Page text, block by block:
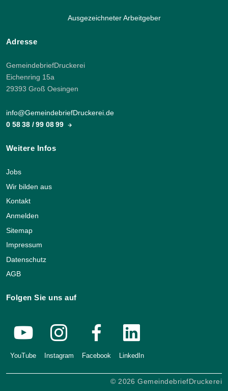
Ausgezeichneter Arbeitgeber
Adresse
GemeindebriefDruckerei
Eichenring 15a
29393 Groß Oesingen
info@GemeindebriefDruckerei.de
0 58 38 / 99 08 99
Weitere Infos
Jobs
Wir bilden aus
Kontakt
Anmelden
Sitemap
Impressum
Datenschutz
AGB
Folgen Sie uns auf
YouTube Instagram Facebook LinkedIn
© 2026 GemeindebriefDruckerei